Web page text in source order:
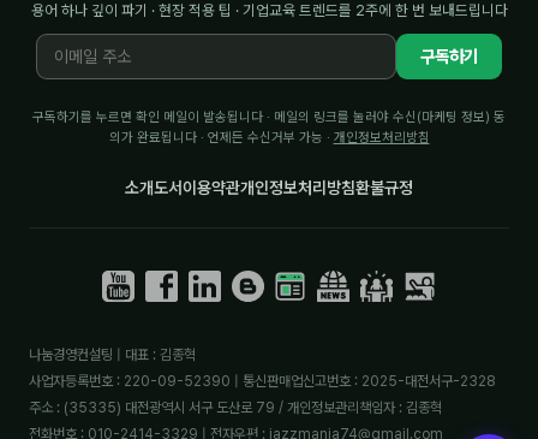
용어 하나 깊이 파기 · 현장 적용 팁 · 기업교육 트렌드를 2주에 한 번 보내드립니다
구독하기
구독하기를 누르면 확인 메일이 발송됩니다 · 메일의 링크를 눌러야 수신(마케팅 정보) 동
의가 완료됩니다 · 언제든 수신거부 가능 · 개인정보처리방침
소개도서이용약관개인정보처리방침환불규정
나눔경영컨설팅 | 대표 : 김종혁
사업자등록번호 : 220-09-52390 | 통신판매업신고번호 : 2025-대전서구-2328
주소 : (35335) 대전광역시 서구 도산로 79 / 개인정보관리책임자 : 김종혁
전화번호 : 010-2414-3329 | 전자우편 : jazzmania74@gmail.com